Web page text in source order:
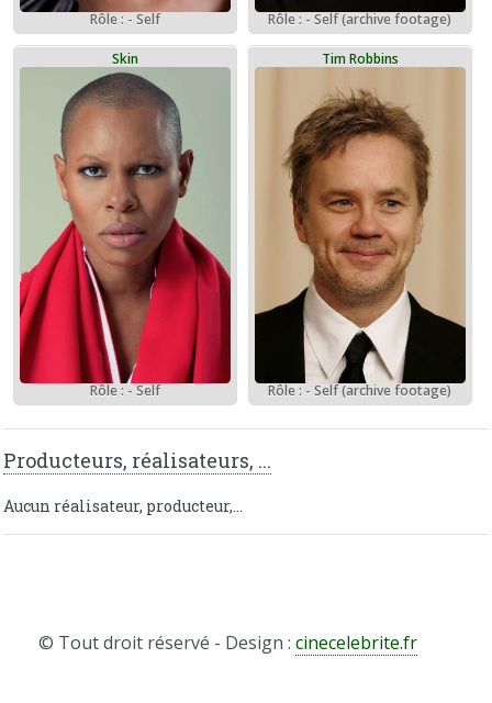
Rôle : - Self Rôle : - Self (archive footage)
Skin
Rôle : - Self
Tim Robbins
Rôle : - Self (archive footage)
Producteurs, réalisateurs, ...
Aucun réalisateur, producteur,...
© Tout droit réservé - Design :cinecelebrite.fr